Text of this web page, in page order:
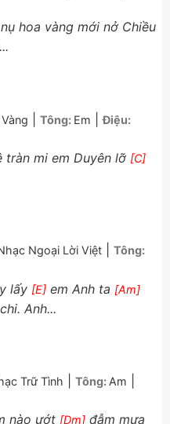
hoa vàng mới nở Chiều
Tông: Em |Điệu:
tràn mi em Duyên lỡ [C]
Ngoại Lời Việt
Tông:
lấy [E] em Anh ta [Am]
Anh...
Trữ Tình Tông: Am
nào ướt [Dm] đẫm mưa